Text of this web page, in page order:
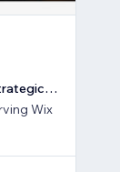
Natalie | Xtolia Inc - Creative Web Design & Strategic Marketing Agency
Wix